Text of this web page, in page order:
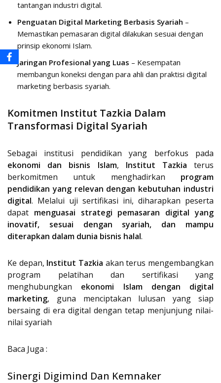
tantangan industri digital.
Penguatan Digital Marketing Berbasis Syariah –
Memastikan pemasaran digital dilakukan sesuai dengan
prinsip ekonomi Islam.
Jaringan Profesional yang Luas – Kesempatan
membangun koneksi dengan para ahli dan praktisi digital
marketing berbasis syariah.
Komitmen Institut Tazkia Dalam
Transformasi Digital Syariah
Sebagai institusi pendidikan yang berfokus pada
ekonomi dan bisnis Islam, Institut Tazkia terus
berkomitmen untuk menghadirkan program
pendidikan yang relevan dengan kebutuhan industri
digital. Melalui uji sertifikasi ini, diharapkan peserta
dapat menguasai strategi pemasaran digital yang
inovatif, sesuai dengan syariah, dan mampu
diterapkan dalam dunia bisnis halal.
Ke depan, Institut Tazkia akan terus mengembangkan
program pelatihan dan sertifikasi yang
menghubungkan ekonomi Islam dengan digital
marketing, guna menciptakan lulusan yang siap
bersaing di era digital dengan tetap menjunjung nilai-
nilai syariah
Baca Juga :
Sinergi Digimind Dan Kemnaker